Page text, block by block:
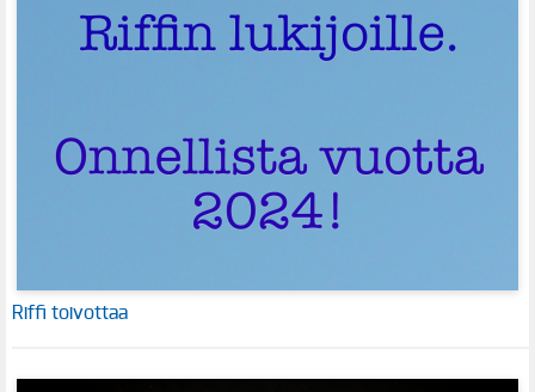
Riffi toivottaa